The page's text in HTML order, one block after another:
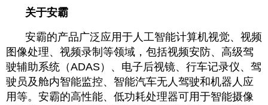
关于安霸
安霸的产品广泛应用于人工智能计算机视觉、视频
图像处理、视频录制等领域，包括视频安防、高级驾
驶辅助系统（ADAS）、电子后视镜、行车记录仪、驾
驶员及舱内智能监控、智能汽车无人驾驶和机器人应
用等。安霸的高性能、低功耗处理器可用于智能摄像